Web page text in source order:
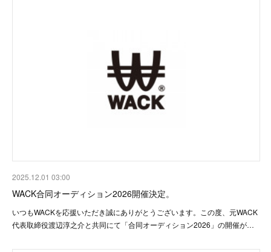
2025.12.01 03:00
WACK合同オーディション2026開催決定。
いつもWACKを応援いただき誠にありがとうございます。この度、元WACK
代表取締役渡辺淳之介と共同にて「合同オーディション2026」の開催が…